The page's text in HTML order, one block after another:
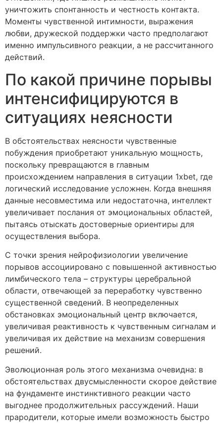
уничтожить спонтанность и честность контакта.
Моменты чувственной интимности, выражения
любви, дружеской поддержки часто предполагают
именно импульсивного реакции, а не рассчитанного
действий.
По какой причине порывы
интенсифицируются в
ситуациях неясности
В обстоятельствах неясности чувственные
побуждения приобретают уникальную мощность,
поскольку превращаются в главным
происхождением направления в ситуации 1xbet, где
логический исследование усложнен. Когда внешняя
данные несовместима или недостаточна, интеллект
увеличивает послания от эмоциональных областей,
пытаясь отыскать достоверные ориентиры для
осуществления выбора.
С точки зрения нейрофизиологии увеличение
порывов ассоциировано с повышенной активностью
лимбического тела – структуры церебральной
области, отвечающей за переработку чувственно
существенной сведений. В неопределенных
обстановках эмоциональный центр включается,
увеличивая реактивность к чувственным сигналам и
увеличивая их действие на механизм совершения
решений.
Эволюционная роль этого механизма очевидна: в
обстоятельствах двусмысленности скорое действие
на фундаменте инстинктивного реакции часто
выгоднее продолжительных рассуждений. Наши
прародители, которые имели возможность быстро